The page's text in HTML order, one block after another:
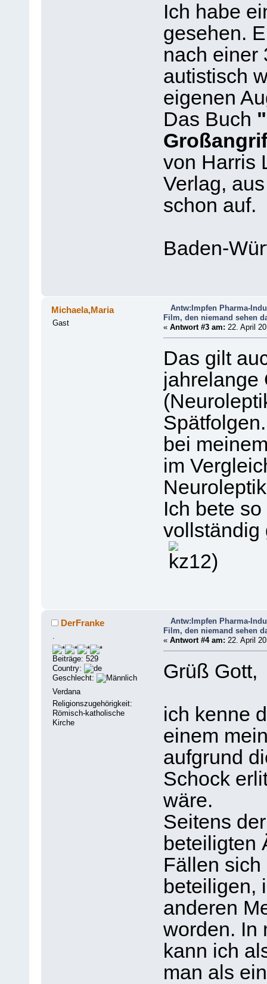
Ich habe
gesehen.
nach einer
autistisch
eigenen
Das Buch
von Harris
Verlag,
schon auf.
Baden-
Michaela,Maria
Gast
Antw:Impfen Pharma-
Film, den niemand sehen
« Antwort #3 am: 22. April
Das gilt
jahrelange
bei
im
Ich bete
vollständig
DerFranke
Beiträge: 529
Country:
Geschlecht:
Verdana
Religionszugehörigkeit:
Römisch-katholische
Kirche
Antw:Impfen Pharma-
Film, den niemand sehen
« Antwort #4 am: 22. April
Grüß Gott,
ich kenne
einem
aufgrund
Schock
wäre.
Seitens
beteiligten
Fällen
beteiligen,
anderen
worden. In
kann ich
man als